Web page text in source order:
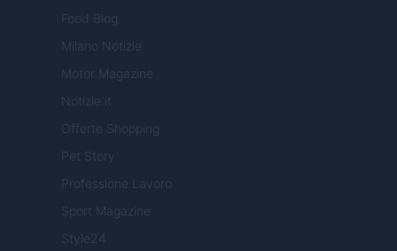
Food Blog
Milano Notizie
Motor Magazine
Notizie.it
Offerte Shopping
Pet Story
Professione Lavoro
Sport Magazine
Style24